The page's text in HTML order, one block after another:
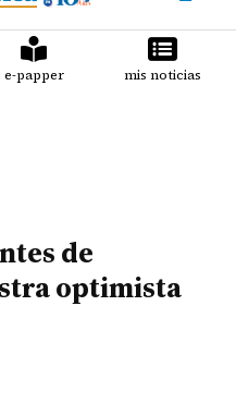
e-papper mis noticias
de
optimista